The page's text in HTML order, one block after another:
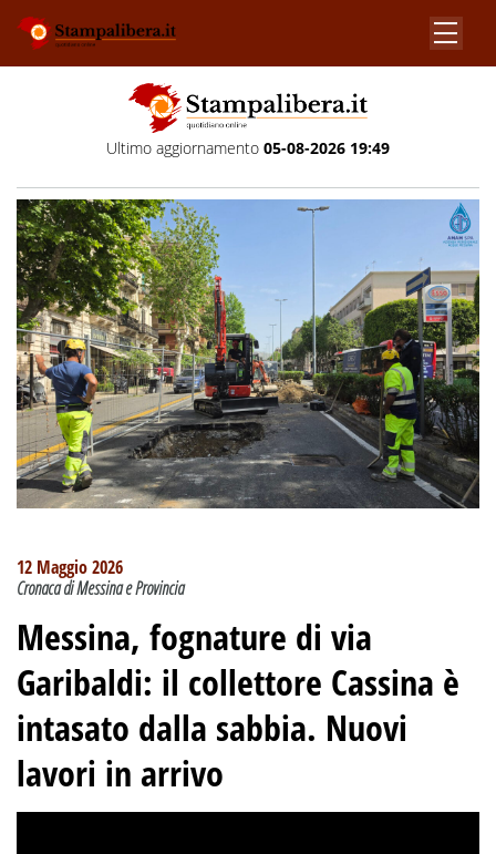
Ultimo aggiornamento 05-08-2026 19:49
12 Maggio 2026
Cronaca di Messina e Provincia
Messina, fognature di via
Garibaldi: il collettore Cassina è
intasato dalla sabbia. Nuovi
lavori in arrivo